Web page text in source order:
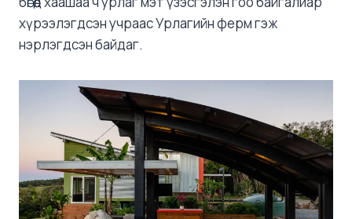
хүрээлэгдсэн учраас Урлагийн ферм гэж
нэрлэгдсэн байдаг.